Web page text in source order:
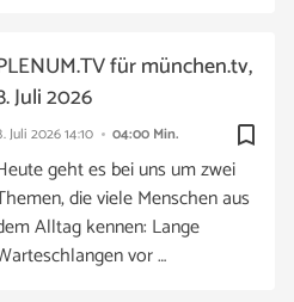
bookmark_border
Juli 202614:10 04:00 Min.
für münchen.tv,
Juli 2026
geht es bei uns um zwei
die viele Menschen aus
Alltag kennen: Lange
vor …